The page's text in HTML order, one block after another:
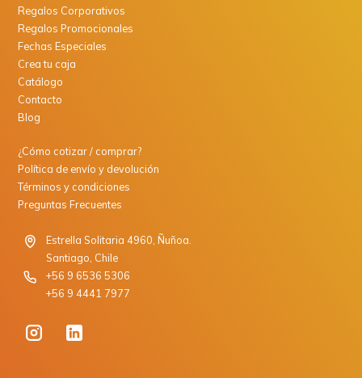
Regalos Corporativos
Regalos Promocionales
Fechas Especiales
Crea tu caja
Catálogo
Contacto
Blog
¿Cómo cotizar / comprar?
Política de envío y devolución
Términos y condiciones
Preguntas Frecuentes
Estrella Solitaria 4960, Ñuñoa.
Santiago, Chile
+56 9 6536 5306
+56 9 4441 7977